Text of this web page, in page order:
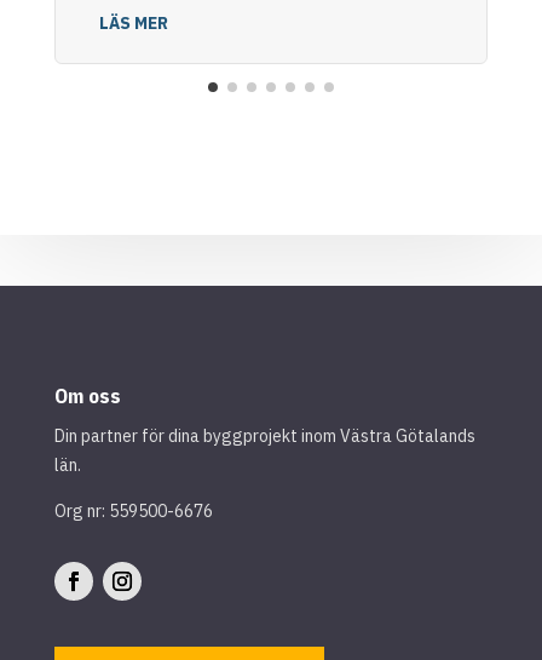
LÄS MER
Om oss
Din partner för dina byggprojekt inom Västra Götalands
län.
Org nr: 559500-6676